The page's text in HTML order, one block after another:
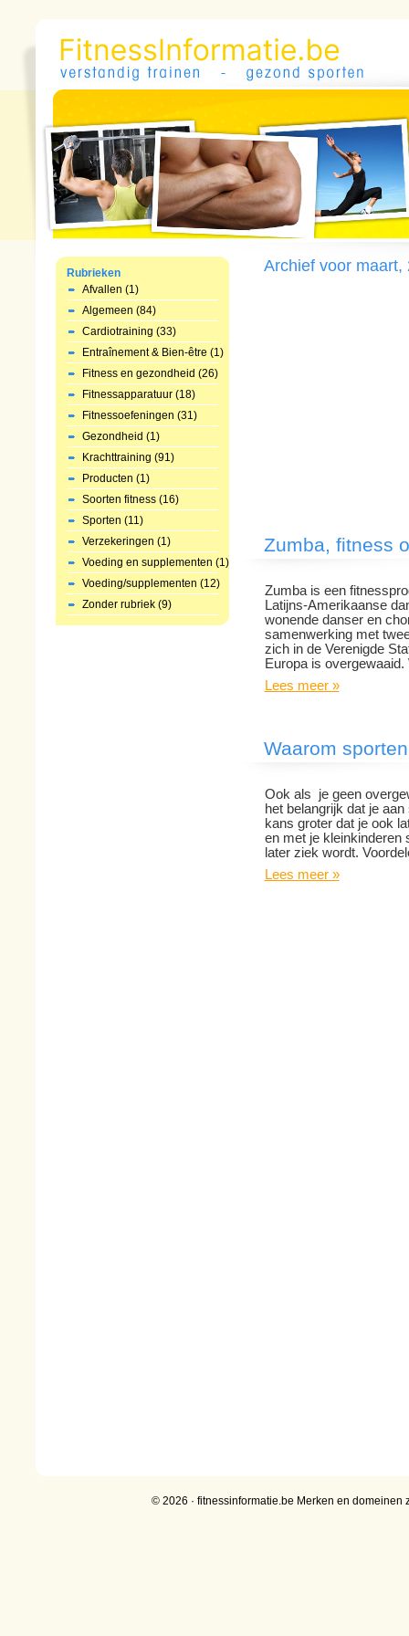
Rubrieken
Afvallen (1)
Algemeen (84)
Cardiotraining (33)
Entraînement & Bien-être (1)
Fitness en gezondheid (26)
Fitnessapparatuur (18)
Fitnessoefeningen (31)
Gezondheid (1)
Krachttraining (91)
Producten (1)
Soorten fitness (16)
Sporten (11)
Verzekeringen (1)
Voeding en supplementen (1)
Voeding/supplementen (12)
Zonder rubriek (9)
Archief voor maart,
Zumba, fitness
Zumba is een
Latijns-Amerikaanse
wonende danser en
samenwerking met
zich in de Verenigde
Europa is
Lees meer »
Waarom
Ook als je geen
het belangrijk dat je
kans groter dat je ook
en met je kleinkinderen
later ziek wordt.
Lees meer »
© 2026 · fitnessinformatie.be Merken en